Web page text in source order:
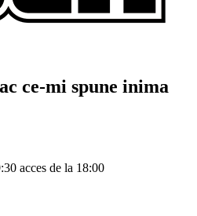
ce-mi spune inima
acces de la 18:00